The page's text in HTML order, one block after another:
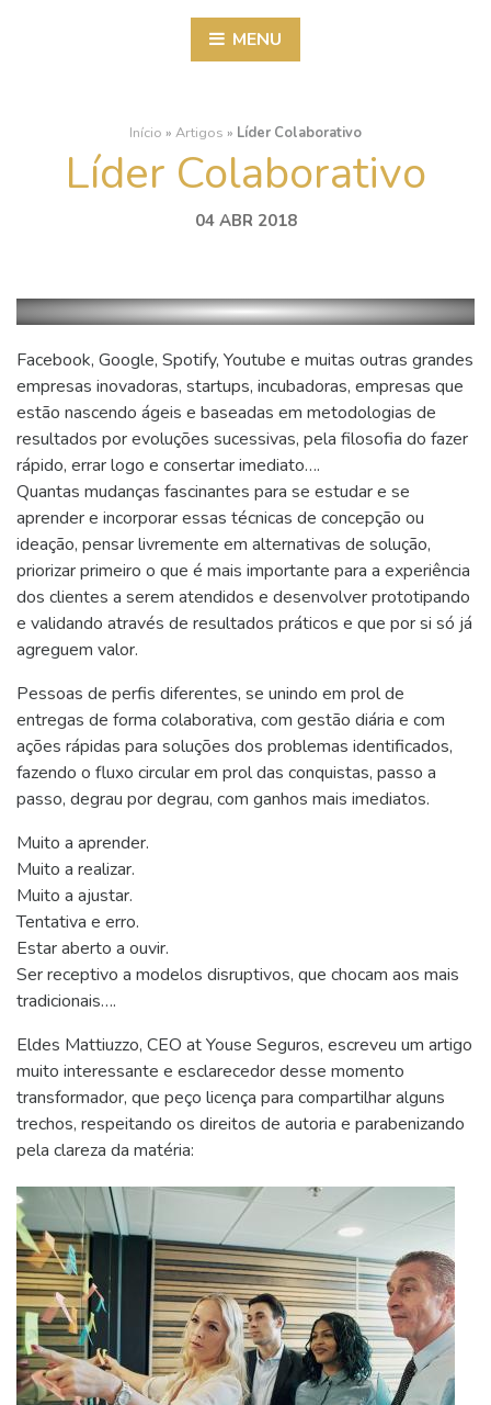
MENU
Início » Artigos » Líder Colaborativo
Líder Colaborativo
04 ABR 2018
Facebook, Google, Spotify, Youtube e muitas outras grandes
empresas inovadoras, startups, incubadoras, empresas que
estão nascendo ágeis e baseadas em metodologias de
resultados por evoluções sucessivas, pela filosofia do fazer
rápido, errar logo e consertar imediato….
Quantas mudanças fascinantes para se estudar e se
aprender e incorporar essas técnicas de concepção ou
ideação, pensar livremente em alternativas de solução,
priorizar primeiro o que é mais importante para a experiência
dos clientes a serem atendidos e desenvolver prototipando
e validando através de resultados práticos e que por si só já
agreguem valor.
Pessoas de perfis diferentes, se unindo em prol de
entregas de forma colaborativa, com gestão diária e com
ações rápidas para soluções dos problemas identificados,
fazendo o fluxo circular em prol das conquistas, passo a
passo, degrau por degrau, com ganhos mais imediatos.
Muito a aprender.
Muito a realizar.
Muito a ajustar.
Tentativa e erro.
Estar aberto a ouvir.
Ser receptivo a modelos disruptivos, que chocam aos mais
tradicionais….
Eldes Mattiuzzo, CEO at Youse Seguros, escreveu um artigo
muito interessante e esclarecedor desse momento
transformador, que peço licença para compartilhar alguns
trechos, respeitando os direitos de autoria e parabenizando
pela clareza da matéria: